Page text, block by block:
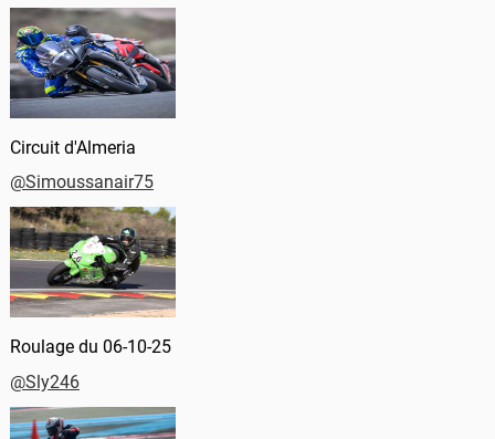
Circuit d'Almeria
@Simoussanair75
Roulage du 06-10-25
@Sly246